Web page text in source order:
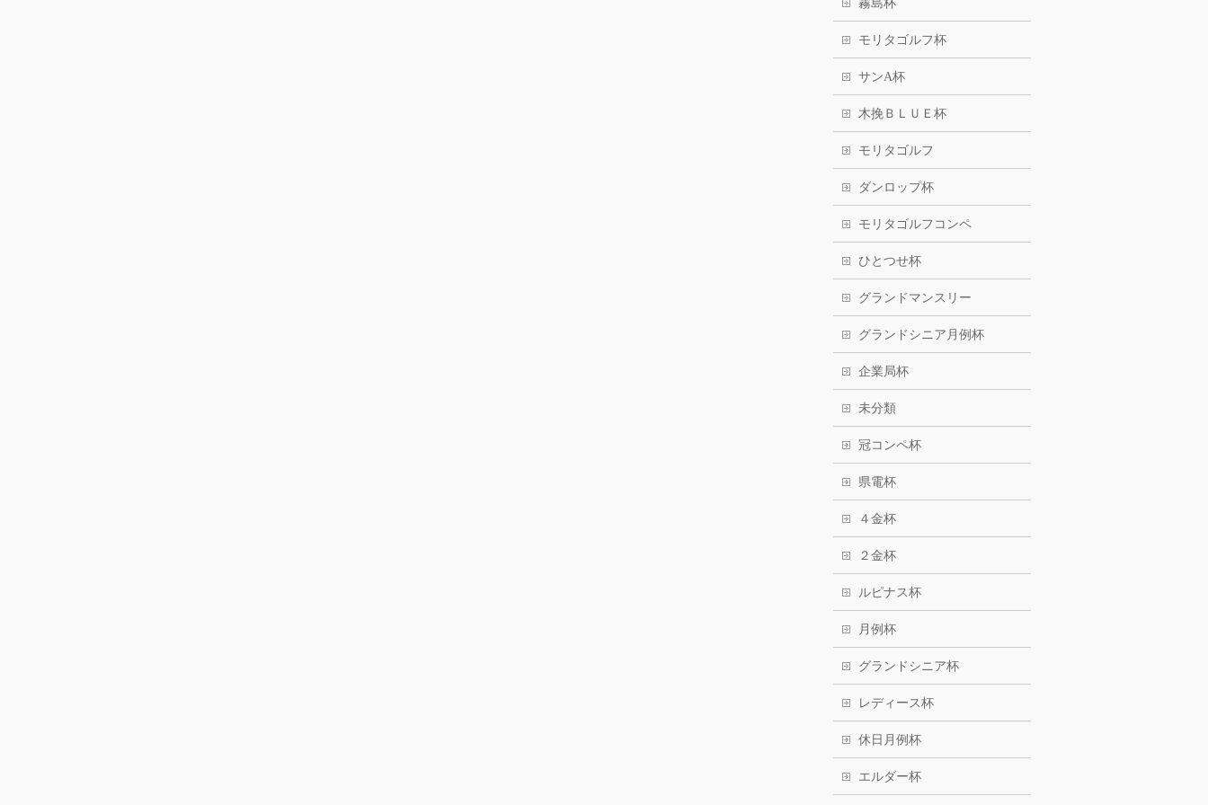
霧島杯
モリタゴルフ杯
サンA杯
木挽ＢＬＵＥ杯
モリタゴルフ
ダンロップ杯
モリタゴルフコンペ
ひとつせ杯
グランドマンスリー
グランドシニア月例杯
企業局杯
未分類
冠コンペ杯
県電杯
４金杯
２金杯
ルピナス杯
月例杯
グランドシニア杯
レディース杯
休日月例杯
エルダー杯